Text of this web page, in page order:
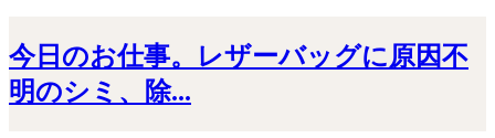
今日のお仕事。レザーバッグに原因不
明のシミ、除...